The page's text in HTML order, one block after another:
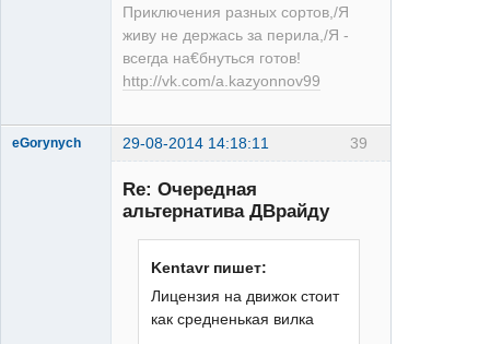
Приключения разных сортов,/Я
живу не держась за перила,/Я -
всегда на€бнуться готов!
http://vk.com/a.kazyonnov99
39
eGorynych 29-08-2014 14:18:11
Re: Очередная
альтернатива ДВрайду
Kentavr пишет:
Лицензия на движок стоит
как средненькая вилка